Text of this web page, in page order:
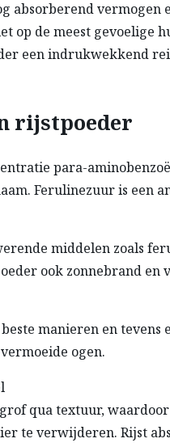
absorberend
op de meest gevoelige
een indrukwekkend
rijstpoeder
para-
Ferulinezuur is een
middelen zoals
ook zonnebrand
manieren en
ogen.
qua textuur,
te verwijderen. Rijst